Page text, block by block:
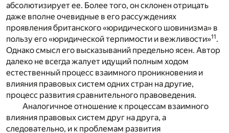
абсолютизирует ее. Более того, он склонен отрицать
даже вполне очевидные в его рассуждениях
проявления британского «юридического шовинизма» в
пользу его «юридической терпимости и вежливости»11.
Однако смысл его высказываний предельно ясен. Автор
далеко не всегда жалует идущий полным ходом
естественный процесс взаимного проникновения и
влияния правовых систем одних стран на другие,
процесс развития сравнительного правоведения.
Аналогичное отношение к процессам взаимного
влияния правовых систем друг на друга, а
следовательно, и к проблемам развития